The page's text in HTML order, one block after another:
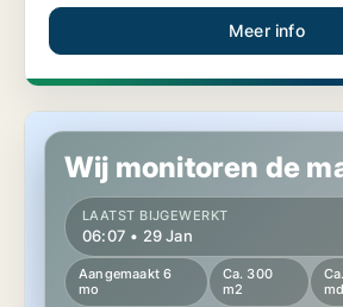
Meer info
Winkel in Maastricht, Limburg
Wij monitoren de
LAATST BIJGEWERKT
06:07 • 29 Jan
Aangemaakt 6
mo
Ca. 300
m2
md